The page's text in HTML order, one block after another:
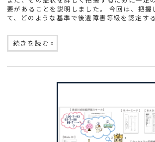
要があることを説明しました。 今回は、把握
て、どのような基準で後遺障害等級を認定す
続きを読む »